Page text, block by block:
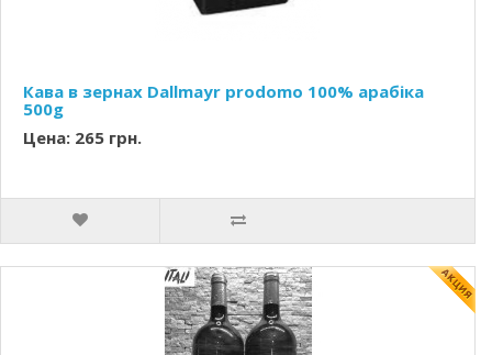
Кава в зернах Dallmayr prodomo 100% арабіка
500g
Цена: 265 грн.